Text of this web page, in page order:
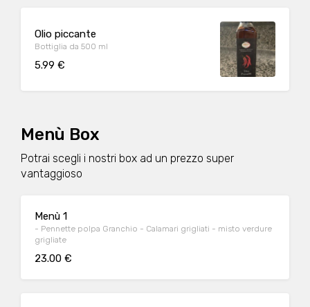
Olio piccante
Bottiglia da 500 ml
5.99 €
Menù Box
Potrai scegli i nostri box ad un prezzo super
vantaggioso
Menù 1
- Pennette polpa Granchio - Calamari grigliati - misto verdure
grigliate
23.00 €